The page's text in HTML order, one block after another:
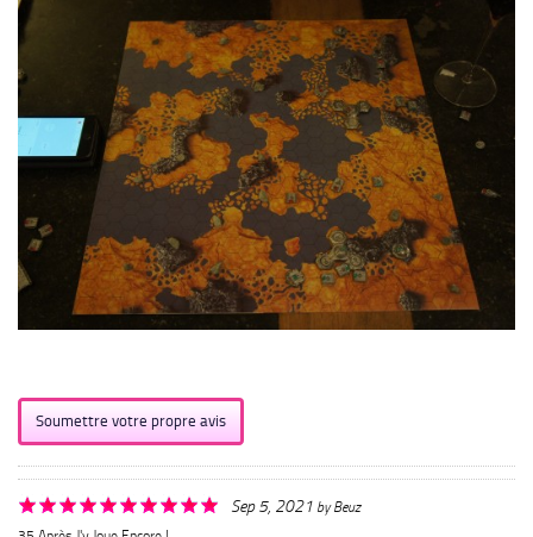
Soumettre votre propre avis
Sep 5, 2021 byBeuz